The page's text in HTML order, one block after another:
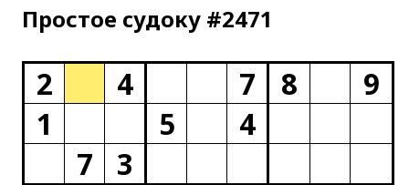
Простое cудоку #2471
2 4 7 8
9
1
5
4
7
3